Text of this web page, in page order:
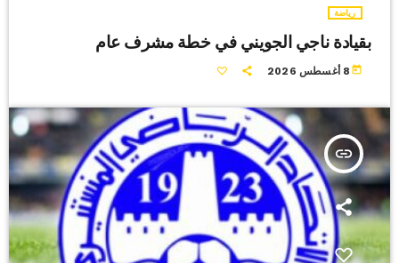
رياضة
بقيادة ناجي الجويني في خطة مشرف عام
today 8 أغسطس 2026
insert_link